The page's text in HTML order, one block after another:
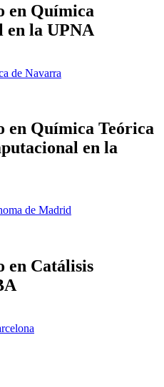
en Química
en la UPNA
de Navarra
Química Teórica
en la
de Madrid
en Catálisis